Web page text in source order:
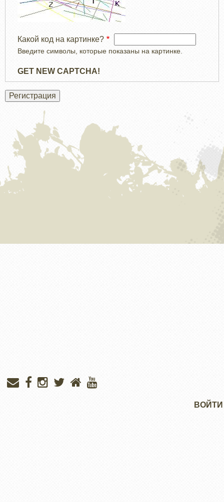
Какой код на картинке?
Введите символы, которые показаны на картинке.
GET NEW CAPTCHA!
ВОЙТИ